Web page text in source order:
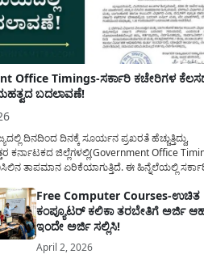
Office Timings-ಸರ್ಕಾರಿ ಕಚೇರಿಗಳ
ಬದಲಾವಣೆ!
ದಿನದಿಂದ ದಿನಕ್ಕೆ ಸೂರ್ಯನ ಪ್ರಖರತೆ ಹೆಚ್ಚುತ್ತಿದ್ದು,
ಕರ್ನಾಟಕದ ಜಿಲ್ಲೆಗಳಲ್ಲಿ(Government Office
ತಾಪಮಾನ ಏರಿಕೆಯಾಗುತ್ತಿದೆ. ಈ ಹಿನ್ನೆಲೆಯಲ್ಲಿ
ನಿರ್ಧಾರವೊಂದನ್ನು ಕೈಗೊಂಡಿದೆ. ಕಿತ್ತೂರು ಕರ್ನಾಟಕ
ಒಟ್ಟು 9 ಜಿಲ್ಲೆಗಳಲ್ಲಿ ಏಪ್ರಿಲ್...
Free Computer Courses-ಉಚಿತ
ಕಂಪ್ಯೂಟರ್ ಕಲಿಕಾ ತರಬೇತಿಗೆ ಅರ್ಜಿ
ಇಂದೇ ಅರ್ಜಿ ಸಲ್ಲಿಸಿ!
April 2, 2026